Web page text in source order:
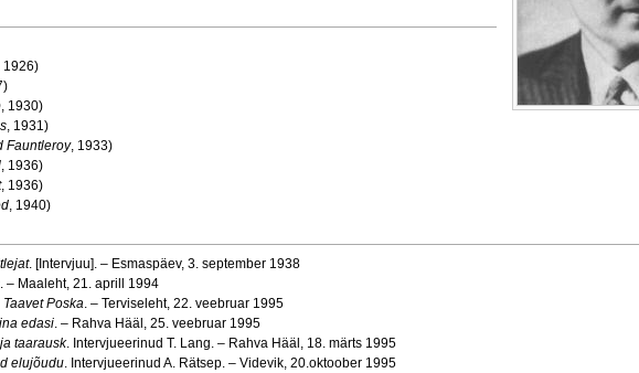
1926)
, 1930)
, 1931)
Fauntleroy, 1933)
, 1936)
, 1936)
, 1940)
. [Intervjuu]. – Esmaspäev, 3. september 1938
. – Maaleht, 21. aprill 1994
Poska. – Terviseleht, 22. veebruar 1995
edasi. – Rahva Hääl, 25. veebruar 1995
taarausk. Intervjueerinud T. Lang. – Rahva Hääl, 18. märts 1995
elujõudu. Intervjueerinud A. Rätsep. – Videvik, 20.oktoober 1995